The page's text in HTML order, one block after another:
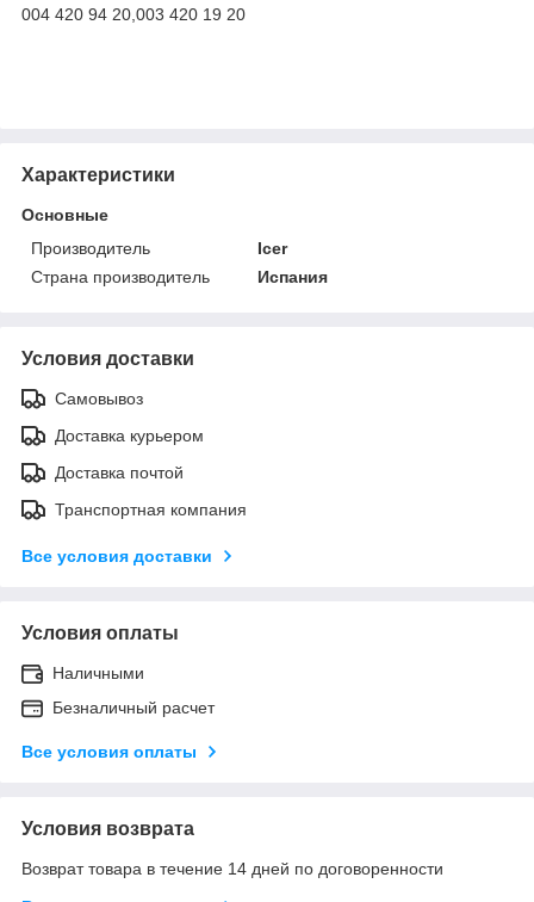
004 420 94 20,003 420 19 20
Характеристики
Основные
Производитель
Icer
Страна производитель
Испания
Условия доставки
Самовывоз
Доставка курьером
Доставка почтой
Транспортная компания
Все условия доставки
Условия оплаты
Наличными
Безналичный расчет
Все условия оплаты
Условия возврата
Возврат товара в течение 14 дней по договоренности